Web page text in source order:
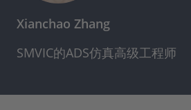
Xianchao Zhang
SMVIC的ADS仿真高级工程师